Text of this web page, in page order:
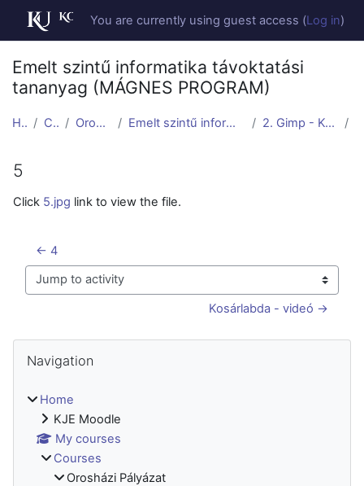
You are currently using guest access (Log in)
Emelt szintű informatika távoktatási
tananyag (MÁGNES PROGRAM)
Home Courses Orosházi Pályázat Emelt szintű informatika távoktatási tananyag (MÁ... 2. Gimp - Kosárlabda - Méretezés
5
Completion requirements
Click 5.jpg link to view the file.
← 4
Jump to activity
Kosárlabda - videó →
Blocks
Navigation
Home
KJE Moodle
My courses
Courses
Orosházi Pályázat